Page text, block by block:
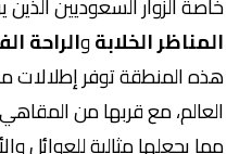
المناظر الخلابةوالراحة
هذه المنطقة توفر إطلالات
العالم، مع قربها من
مما يجعلها مثالية للعوائل